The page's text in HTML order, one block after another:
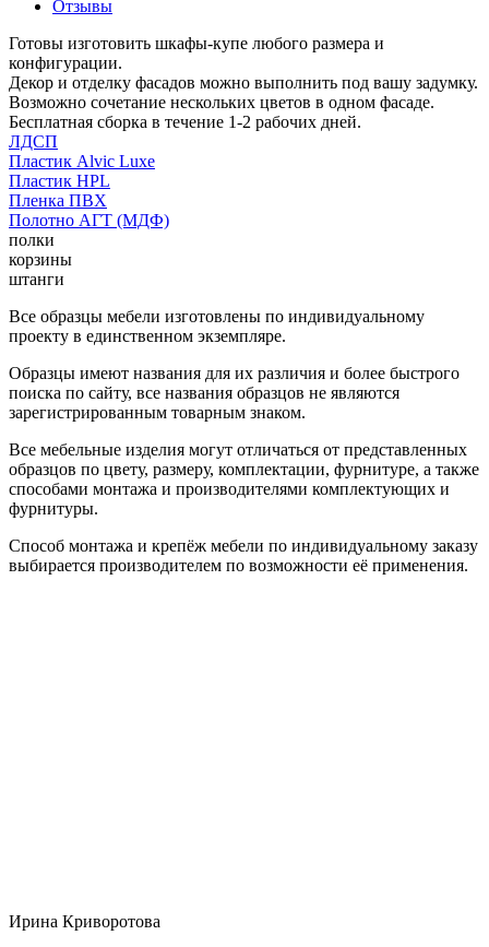
Отзывы
Готовы изготовить шкафы-купе любого размера и
конфигурации.
Декор и отделку фасадов можно выполнить под вашу задумку.
Возможно сочетание нескольких цветов в одном фасаде.
Бесплатная сборка в течение 1-2 рабочих дней.
ЛДСП
Пластик Alvic Luxe
Пластик HPL
Пленка ПВХ
Полотно АГТ (МДФ)
полки
корзины
штанги
Все образцы мебели изготовлены по индивидуальному
проекту в единственном экземпляре.
Образцы имеют названия для их различия и более быстрого
поиска по сайту, все названия образцов не являются
зарегистрированным товарным знаком.
Все мебельные изделия могут отличаться от представленных
образцов по цвету, размеру, комплектации, фурнитуре, а также
способами монтажа и производителями комплектующих и
фурнитуры.
Способ монтажа и крепёж мебели по индивидуальному заказу
выбирается производителем по возможности её применения.
Ирина Криворотова